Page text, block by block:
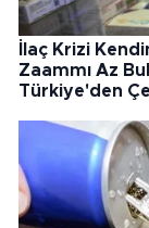
İlaç Krizi
Zaammı Az
Türkiye'den